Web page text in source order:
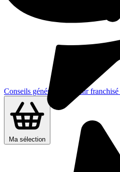
Conseils généraux Devenir franchisé
Ma sélection